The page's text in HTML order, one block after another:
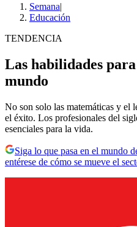
Semana|
Educación
TENDENCIA
Las habilidades
mundo
No son solo las matemáticas y el
el éxito. Los profesionales del
esenciales para la vida.
Siga lo que pasa en el mundo
entérese de cómo se mueve el